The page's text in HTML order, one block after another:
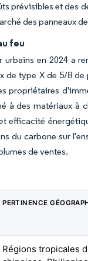
prévisibles et des
des panneaux
feu
en 2024 a
de type X de 5/8
propriétaires
à des matériaux à
du carbone sur
de ventes.
PERTINENCE
Régions tropicales